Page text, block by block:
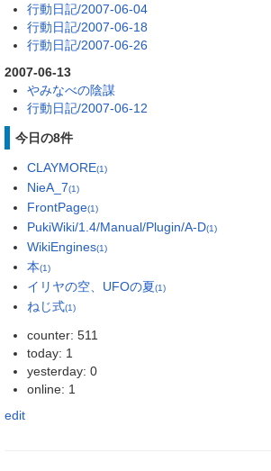
行動日記/2007-06-04
行動日記/2007-06-18
行動日記/2007-06-26
2007-06-13
やみなべの陰謀
行動日記/2007-06-12
今日の8件
CLAYMORE(1)
NieA_7(1)
FrontPage(1)
PukiWiki/1.4/Manual/Plugin/A-D(1)
WikiEngines(1)
本(1)
イリヤの空、UFOの夏(1)
ねじ式(1)
counter: 511
today: 1
yesterday: 0
online: 1
edit